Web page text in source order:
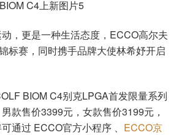
，更是一种生活态度，ECCO高尔夫
标赛，同时携手品牌大使林希妤开启
BIOM C4别克LPGA首发限量系列
款售价3399元，女款售价3199元，
通过 ECCO官方小程序 、 ECCO京